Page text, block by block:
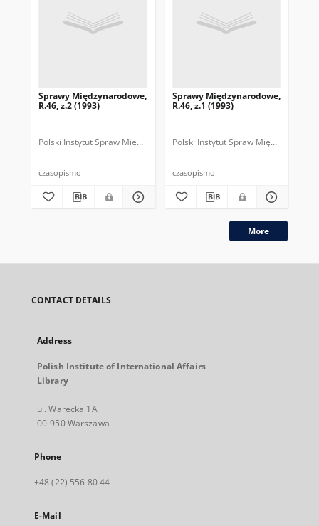
Sprawy Międzynarodowe,
R.46, z.2 (1993)
Polski Instytut Spraw Międzynarodowych. Polska Fundacja Spraw
czasopismo
Sprawy Międzynarodowe,
R.46, z.1 (1993)
Polski Instytut Spraw
czasopismo
More
CONTACT DETAILS
Address
Polish Institute of International Affairs
Library
ul. Warecka 1A
00-950 Warszawa
Phone
+48 (22) 556 80 44
E-Mail